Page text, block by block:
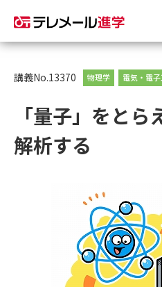
資料請求
大学・短大の資料種類から請
総合型選抜・学校推薦型選抜 募
大学・短大以外の資料から請求
講義No.13370 物理学 電気・電
「量子」をと
解析する